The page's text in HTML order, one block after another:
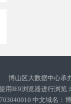
博山区大数据中心承
用IE9浏览器进行浏览
中文域名：